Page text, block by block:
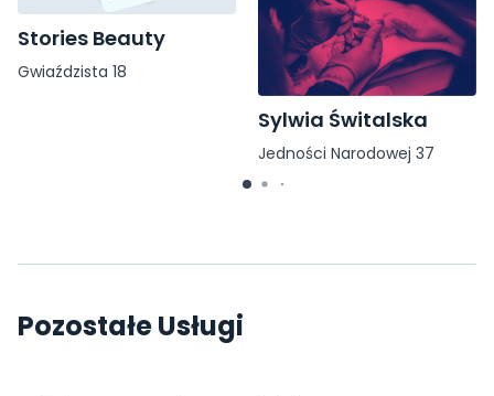
Stories Beauty
Gwiaździsta 18
Sylwia Świtalska
Jedności Narodowej 37
Pozostałe Usługi